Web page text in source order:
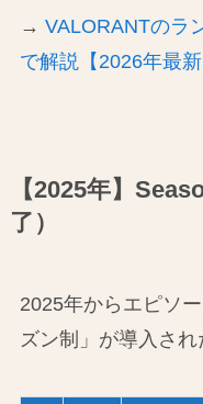
→ VALORANTのラ
で解説【2026年最新
【2025年】
了）
2025年からエピソ
ズン制」が導入され